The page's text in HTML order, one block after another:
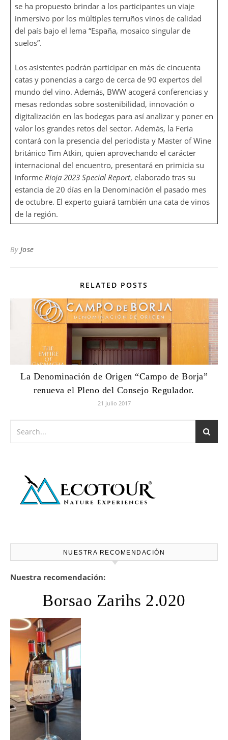
se ha propuesto brindar a los participantes un viaje
inmersivo por los múltiples terruños vinos de calidad
del país bajo el lema “España, mosaico singular de
suelos”.
Los asistentes podrán participar en más de cincuenta
catas y ponencias a cargo de cerca de 90 expertos del
mundo del vino. Además, BWW acogerá conferencias y
mesas redondas sobre sostenibilidad, innovación o
digitalización en las bodegas para así analizar y poner en
valor los grandes retos del sector. Además, la Feria
contará con la presencia del periodista y Master of Wine
británico Tim Atkin, quien aprovechando el carácter
internacional del encuentro, presentará en primicia su
informe Rioja 2023 Special Report, elaborado tras su
estancia de 20 días en la Denominación el pasado mes
de octubre. El experto guiará también una cata de vinos
de la región.
By Jose
RELATED POSTS
La Denominación de Origen “Campo de Borja”
renueva el Pleno del Consejo Regulador.
21 julio 2017
NUESTRA RECOMENDACIÓN
Nuestra recomendación:
Borsao Zarihs 2.020